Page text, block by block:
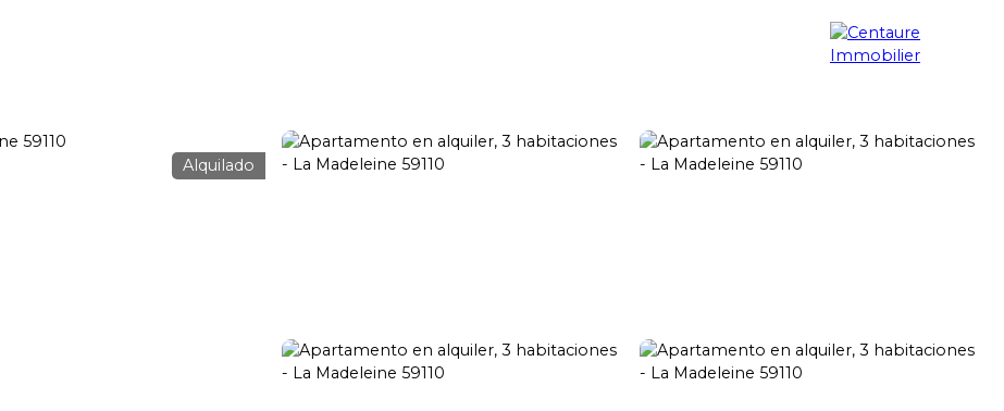
Transacción Gestión de alquileres Renovación Búsqueda de propiedades Blog Contacto
Alquilado